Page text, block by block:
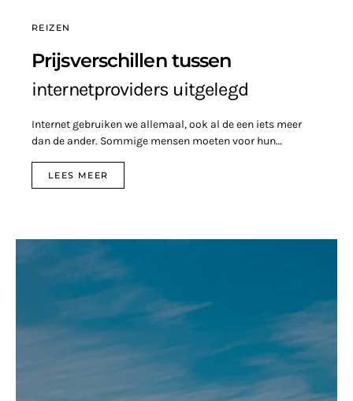
REIZEN
Prijsverschillen tussen
internetproviders uitgelegd
Internet gebruiken we allemaal, ook al de een iets meer
dan de ander. Sommige mensen moeten voor hun…
LEES MEER